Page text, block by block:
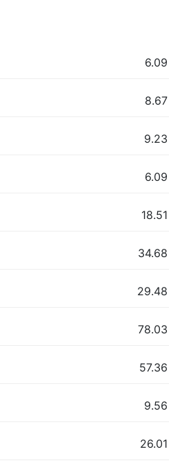
6.09
8.67
9.23
6.09
18.51
34.68
29.48
78.03
57.36
9.56
26.01